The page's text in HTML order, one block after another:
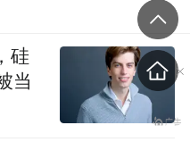
硅
当